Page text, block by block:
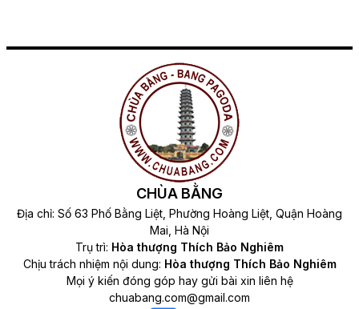
CHÙA BẰNG
Địa chỉ: Số 63 Phố Bằng Liệt, Phường Hoàng Liệt, Quận Hoàng
Mai, Hà Nội
Trụ trì: Hòa thượng Thích Bảo Nghiêm
Chịu trách nhiệm nội dung: Hòa thượng Thích Bảo Nghiêm
Mọi ý kiến đóng góp hay gửi bài xin liên hệ
chuabang.com@gmail.com